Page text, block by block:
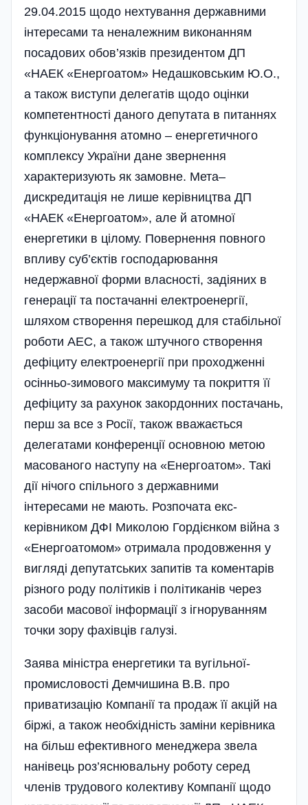
29.04.2015 щодо нехтування державними
інтересами та неналежним виконанням
посадових обов’язків президентом ДП
«НАЕК «Енергоатом» Недашковським Ю.О.,
а також виступи делегатів щодо оцінки
компетентності даного депутата в питаннях
функціонування атомно – енергетичного
комплексу України дане звернення
характеризують як замовне. Мета–
дискредитація не лише керівництва ДП
«НАЕК «Енергоатом», але й атомної
енергетики в цілому. Повернення повного
впливу суб’єктів господарювання
недержавної форми власності, задіяних в
генерації та постачанні електро­енергії,
шляхом створення перешкод для ста­більної
роботи АЕС, а також штучного створення
дефіциту електроенергії при проходженні
осінньо-зимового максимуму та покриття її
дефіциту за рахунок закордонних постачань,
перш за все з Росії, також вважається
делегатами конференції основною метою
масованого наступу на «Енерго­атом». Такі
дії нічого спільного з державними
інтересами не мають. Розпочата екс-
керівником ДФІ Миколою Гордієнком війна з
«Енергоатомом» отримала продовження у
вигляді депутатських запитів та коментарів
різного роду політиків і політиканів через
засоби масової інформації з ігноруванням
точки зору фахівців галузі.
Заява міністра енергетики та вугільної­
промисловості Демчишина В.В. про
приватизацію Компанії та продаж її акцій на
біржі, а також необхідність заміни керів­ника
на більш ефективного мене­джера звела
нанівець роз’яснювальну роботу серед
членів трудового колективу Компа­нії щодо